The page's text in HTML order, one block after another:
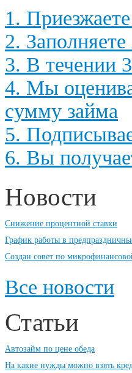
1.
2.
3. В течении
4. Мы
сумму займа
5.
6. Вы
Новости
Снижение процентной ставки
График работы в
Создан совет по
Все новости
Статьи
Автозайм по цене обеда
На какие нужды можно взять